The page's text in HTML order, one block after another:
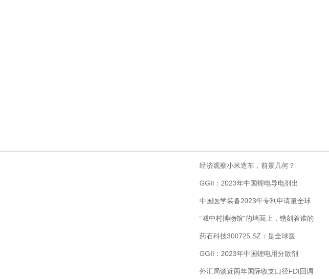
经济观察小米造车，前景几何？
GGII：2023年中国锂电导电剂出
中国医学装备2023年专利申请量全球
“城中村博物馆”的墙面上，镌刻着谁的
药石科技300725.SZ：是全球医
GGII：2023年中国锂电用分散剂
外汇局谈近两年国际收支口径FDI回调